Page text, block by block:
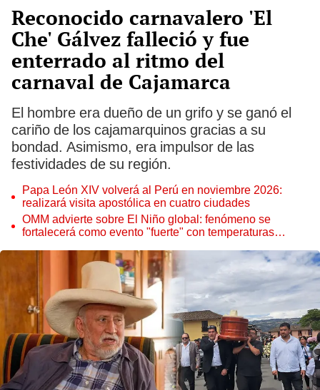
Reconocido carnavalero 'El
Che' Gálvez falleció y fue
enterrado al ritmo del
carnaval de Cajamarca
El hombre era dueño de un grifo y se ganó el
cariño de los cajamarquinos gracias a su
bondad. Asimismo, era impulsor de las
festividades de su región.
Papa León XIV volverá al Perú en noviembre 2026:
realizará visita apostólica en cuatro ciudades
OMM advierte sobre El Niño global: fenómeno se
fortalecerá como evento "fuerte" con temperaturas